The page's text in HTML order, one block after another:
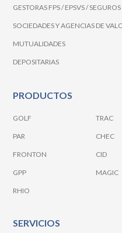
GESTORAS FPS / EPSVS / SEGUROS
SOCIEDADES Y AGENCIAS DE
MUTUALIDADES
DEPOSITARIAS
PRODUCTOS
GOLF
PAR
FRONTON
GPP
RHIO
TRAC
CHEC
CID
MAGIC
SERVICIOS